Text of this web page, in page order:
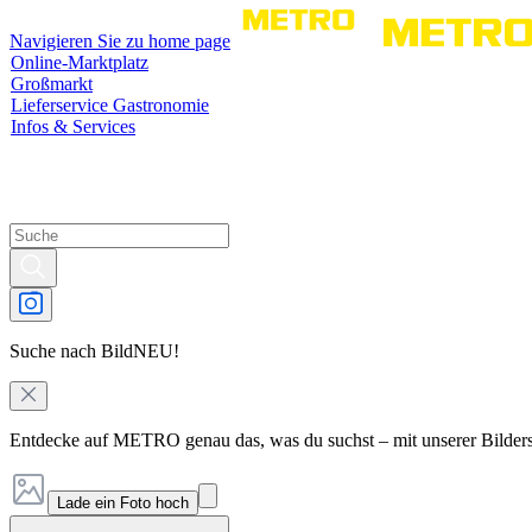
Navigieren Sie zu home page
Online-Marktplatz
Großmarkt
Lieferservice Gastronomie
Infos & Services
Suche nach BildNEU!
Entdecke auf METRO genau das, was du suchst – mit unserer
Lade ein Foto hoch